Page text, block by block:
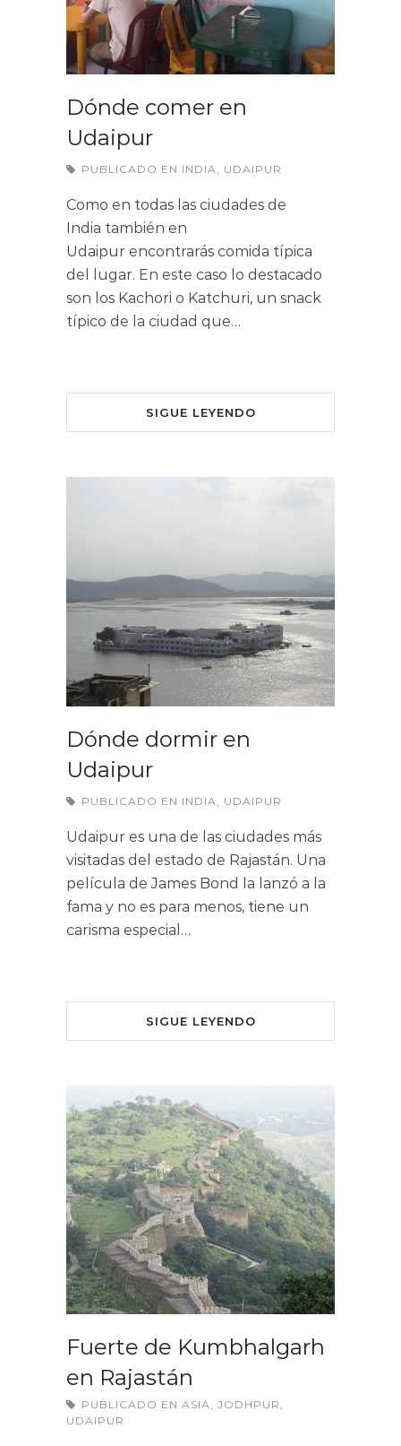
Dónde comer en
Udaipur
PUBLICADO EN INDIA, UDAIPUR
Como en todas las ciudades de
India también en
Udaipur encontrarás comida típica
del lugar. En este caso lo destacado
son los Kachori o Katchuri, un snack
típico de la ciudad que…
SIGUE LEYENDO
Dónde dormir en
Udaipur
PUBLICADO EN INDIA UDAIPUR
Udaipur es una de las ciudades más
visitadas del estado de Rajastán. Una
película de James Bond la lanzó a la
fama y no es para menos, tiene un
carisma especial…
SIGUE LEYENDO
Fuerte de Kumbhalgarh
en Rajastán
PUBLICADO EN ASIA JODHPUR
UDAIPUR